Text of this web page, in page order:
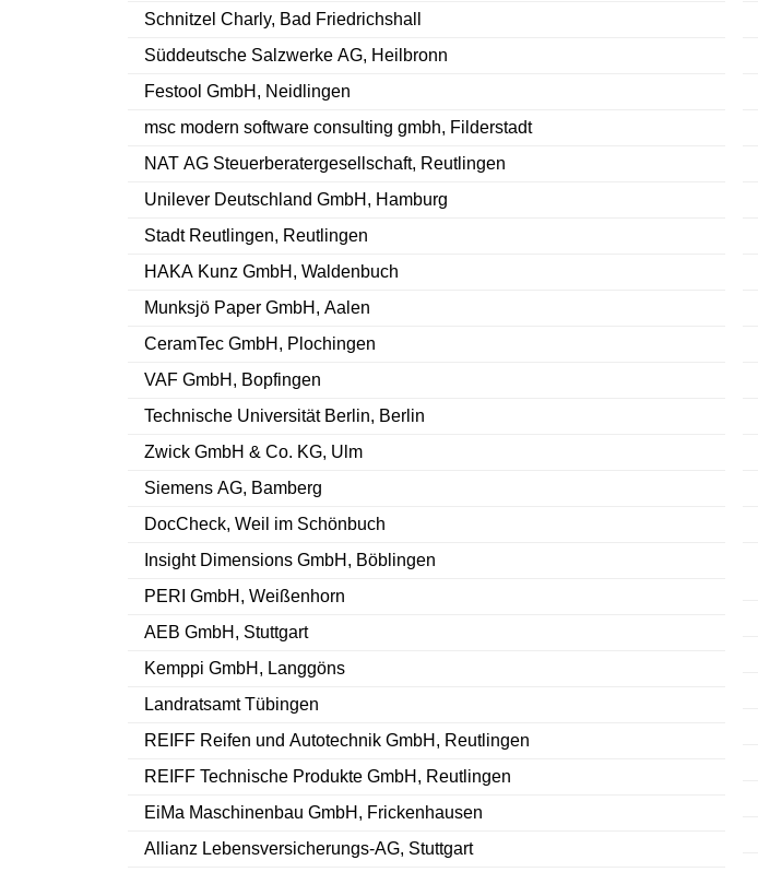
Schnitzel Charly, Bad Friedrichshall
Süddeutsche Salzwerke AG, Heilbronn
Festool GmbH, Neidlingen
msc modern software consulting gmbh, Filderstadt
NAT AG Steuerberatergesellschaft, Reutlingen
Unilever Deutschland GmbH, Hamburg
Stadt Reutlingen, Reutlingen
HAKA Kunz GmbH, Waldenbuch
Munksjö Paper GmbH, Aalen
CeramTec GmbH, Plochingen
VAF GmbH, Bopfingen
Technische Universität Berlin, Berlin
Zwick GmbH & Co. KG, Ulm
Siemens AG, Bamberg
DocCheck, Weil im Schönbuch
Insight Dimensions GmbH, Böblingen
PERI GmbH, Weißenhorn
AEB GmbH, Stuttgart
Kemppi GmbH, Langgöns
Landratsamt Tübingen
REIFF Reifen und Autotechnik GmbH, Reutlingen
REIFF Technische Produkte GmbH, Reutlingen
EiMa Maschinenbau GmbH, Frickenhausen
Allianz Lebensversicherungs-AG, Stuttgart